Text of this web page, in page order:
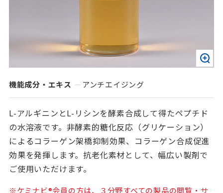
機能成分・エキス アンチエイジング
L-アルギニンとL-リシンを酵素合成して得たペプチド
の水溶液です。非酵素的糖化反応（グリケーション）
によるコラーゲン架橋抑制効果、コラーゲン合成促進
効果を発揮します。抗老化素材として、幅広い製剤で
ご使用いただけます。
※ケミナビ®会員の方は、３分野すべての製品の閲覧・サ